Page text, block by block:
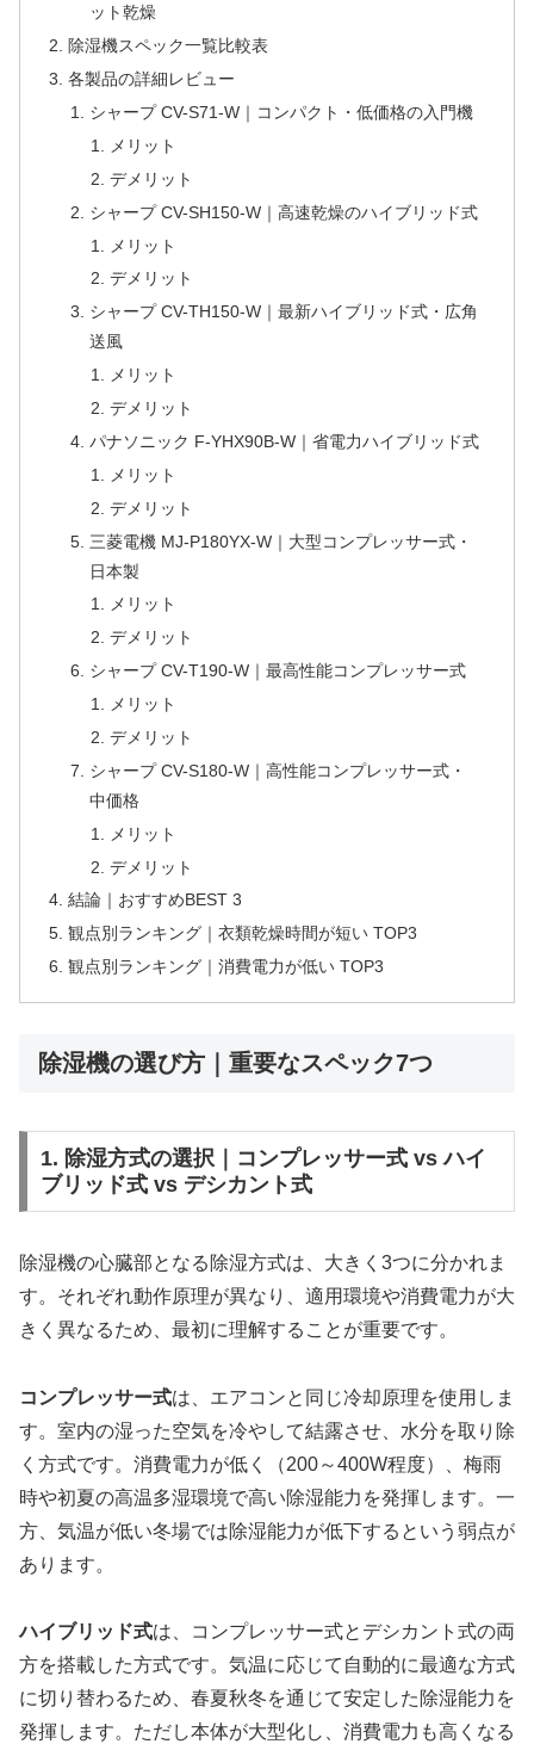
ット乾燥
除湿機スペック一覧比較表
各製品の詳細レビュー
シャープ CV-S71-W｜コンパクト・低価格の入門機
メリット
デメリット
シャープ CV-SH150-W｜高速乾燥のハイブリッド式
メリット
デメリット
シャープ CV-TH150-W｜最新ハイブリッド式・広角
送風
メリット
デメリット
パナソニック F-YHX90B-W｜省電力ハイブリッド式
メリット
デメリット
三菱電機 MJ-P180YX-W｜大型コンプレッサー式・
日本製
メリット
デメリット
シャープ CV-T190-W｜最高性能コンプレッサー式
メリット
デメリット
シャープ CV-S180-W｜高性能コンプレッサー式・
中価格
メリット
デメリット
結論｜おすすめBEST 3
観点別ランキング｜衣類乾燥時間が短い TOP3
観点別ランキング｜消費電力が低い TOP3
除湿機の選び方｜重要なスペック7つ
1. 除湿方式の選択｜コンプレッサー式 vs ハイ
ブリッド式 vs デシカント式
除湿機の心臓部となる除湿方式は、大きく3つに分かれま
す。それぞれ動作原理が異なり、適用環境や消費電力が大
きく異なるため、最初に理解することが重要です。
コンプレッサー式は、エアコンと同じ冷却原理を使用しま
す。室内の湿った空気を冷やして結露させ、水分を取り除
く方式です。消費電力が低く（200～400W程度）、梅雨
時や初夏の高温多湿環境で高い除湿能力を発揮します。一
方、気温が低い冬場では除湿能力が低下するという弱点が
あります。
ハイブリッド式は、コンプレッサー式とデシカント式の両
方を搭載した方式です。気温に応じて自動的に最適な方式
に切り替わるため、春夏秋冬を通じて安定した除湿能力を
発揮します。ただし本体が大型化し、消費電力も高くなる